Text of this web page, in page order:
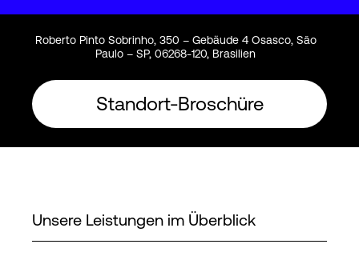
Roberto Pinto Sobrinho, 350 – Gebäude 4 Osasco, São
Paulo – SP, 06268-120, Brasilien
Standort-Broschüre
Unsere Leistungen im Überblick